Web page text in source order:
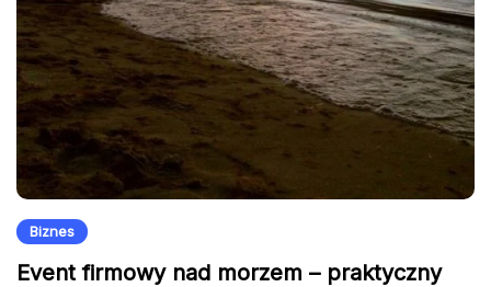
Biznes
Event firmowy nad morzem – praktyczny